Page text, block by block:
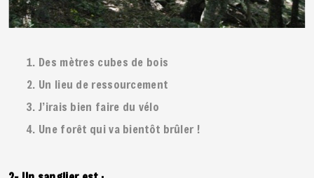
Des mètres cubes de bois
Un lieu de ressourcement
J’irais bien faire du vélo
Une forêt qui va bientôt brûler !